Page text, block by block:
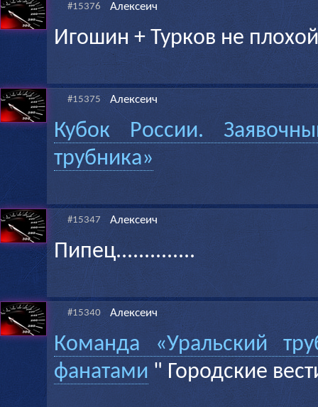
#15376 Алексеич
Игошин + Турков не
#15375 Алексеич
Кубок России.
трубника»
#15347 Алексеич
Пипец..............
#15340 Алексеич
Команда «Уральский
фанатами " Городские